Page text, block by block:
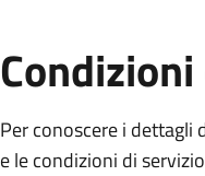
Per conoscere i dettagli
e le condizioni di